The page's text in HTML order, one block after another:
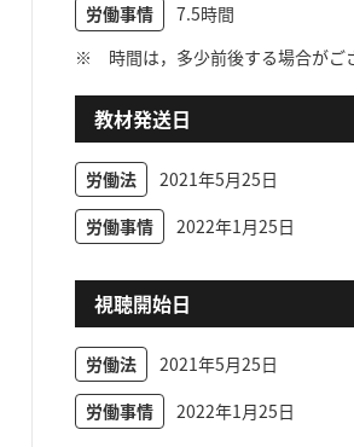
労働事情
7.5時間
※ 時間は，多少前後する場合がご
教材発送日
労働法
2021年5月25日
労働事情
2022年1月25日
視聴開始日
労働法
2021年5月25日
労働事情
2022年1月25日